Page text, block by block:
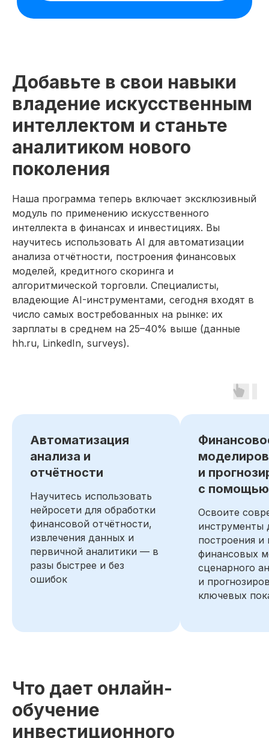
Добавьте в свои навыки
владение искусственным
интеллектом и станьте
аналитиком нового
поколения
Наша программа теперь включает эксклюзивный
модуль по применению искусственного
интеллекта в финансах и инвестициях. Вы
научитесь использовать AI для автоматизации
анализа отчётности, построения финансовых
моделей, кредитного скоринга и
алгоритмической торговли. Специалисты,
владеющие AI-инструментами, сегодня входят в
число самых востребованных на рынке: их
зарплаты в среднем на 25–40% выше (данные
hh.ru, LinkedIn, surveys).
Автоматизация
анализа и
отчётности
Научитесь использовать
нейросети для обработки
финансовой отчётности,
извлечения данных и
первичной аналитики — в
разы быстрее и без
ошибок
и
с
Освоите
инструменты
построения и
финансовых
сценарного
и
ключевых
Что дает онлайн-
обучение
инвестиционного
инвестиционных проектов
Резюме
Инвестиционного
аналитика
Продвинутое финансовое
моделирование в Excel®
Проведение финансового анализа
Оценка стоимости бизнеса и
ценных бумаг
инвестициями
Анализ управленческой отчётности
Подготовил интерактивную
информационную панель
показателей (NPV*, IRR*, Payback
Технические инструменты.